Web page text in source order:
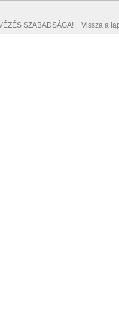
SZABADSÁGA! Vissza a